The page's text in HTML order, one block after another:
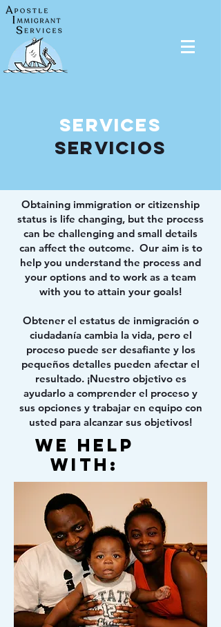
Services
Servicios
Obtaining immigration or citizenship
status is life changing, but the process
can be challenging and small details
can affect the outcome. Our aim is to
help you understand the process and
your options and to work as a team
with you to attain your goals!
Obtener el estatus de inmigración o
ciudadanía cambia la vida, pero el
proceso puede ser desafiante y los
pequeños detalles pueden afectar el
resultado. ¡Nuestro objetivo es
ayudarlo a comprender el proceso y
sus opciones y trabajar en equipo con
usted para alcanzar sus objetivos!
We Help
With: